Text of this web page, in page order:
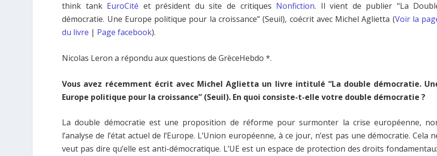
think tank EuroCité et président du site de critiques Nonfiction. Il vient de publier “La
démocratie. Une Europe politique pour la croissance” (Seuil), coécrit avec Michel Aglietta (Voir la
du livre | Page facebook).
Nicolas Leron a répondu aux questions de GrèceHebdo *.
Vous avez récemment écrit avec Michel Aglietta un livre intitulé “La double démocratie.
Europe politique pour la croissance” (Seuil). Εn quoi consiste-t-elle votre double démocratie ?
La double démocratie est une proposition de réforme pour surmonter la crise européenne,
l’analyse de l’état actuel de l’Europe. L’Union européenne, à ce jour, n’est pas une démocratie. Cela
veut pas dire qu’elle est anti-démocratique. L’UE est un espace de protection des droits